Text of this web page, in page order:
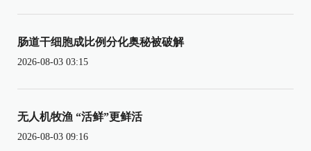
肠道干细胞成比例分化奥秘被破解
2026-08-03 03:15
无人机牧渔 “活鲜”更鲜活
2026-08-03 09:16